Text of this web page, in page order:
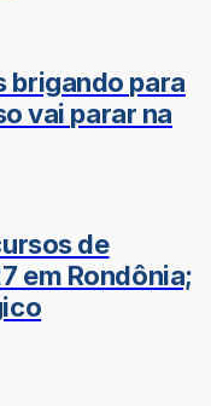
brigando para
vai parar na
de
em Rondônia;